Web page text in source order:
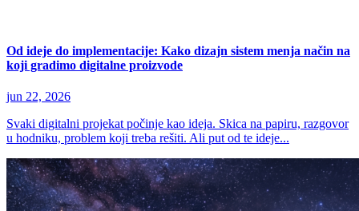
Od ideje do implementacije: Kako dizajn sistem menja način na
koji gradimo digitalne proizvode
jun 22, 2026
Svaki digitalni projekat počinje kao ideja. Skica na papiru, razgovor
u hodniku, problem koji treba rešiti. Ali put od te ideje...